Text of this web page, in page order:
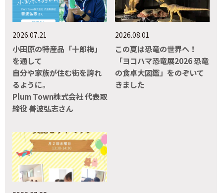
2026.07.21
小田原の特産品「十郎梅」
を通して
自分や家族が住む街を誇れ
るように。
Plum Town株式会社 代表取
締役 善波弘志さん
2026.08.01
この夏は恐竜の世界へ！
「ヨコハマ恐竜展2026 恐竜
の食卓大図鑑」をのぞいて
きました